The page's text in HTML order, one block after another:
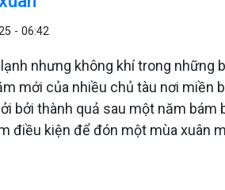
- 06:42
nhưng không khí trong những
mới của nhiều chủ tàu nơi miền
bởi thành quả sau một năm
điều kiện để đón một mùa xuân